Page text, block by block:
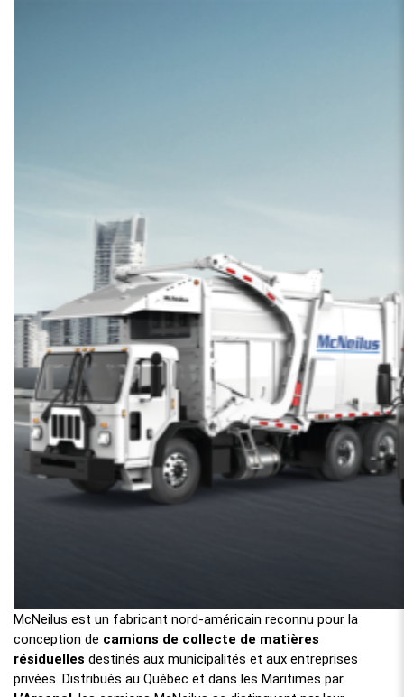
McNeilus est un fabricant nord-américain reconnu pour la
conception de camions de collecte de matières
résiduelles destinés aux municipalités et aux entreprises
privées. Distribués au Québec et dans les Maritimes par